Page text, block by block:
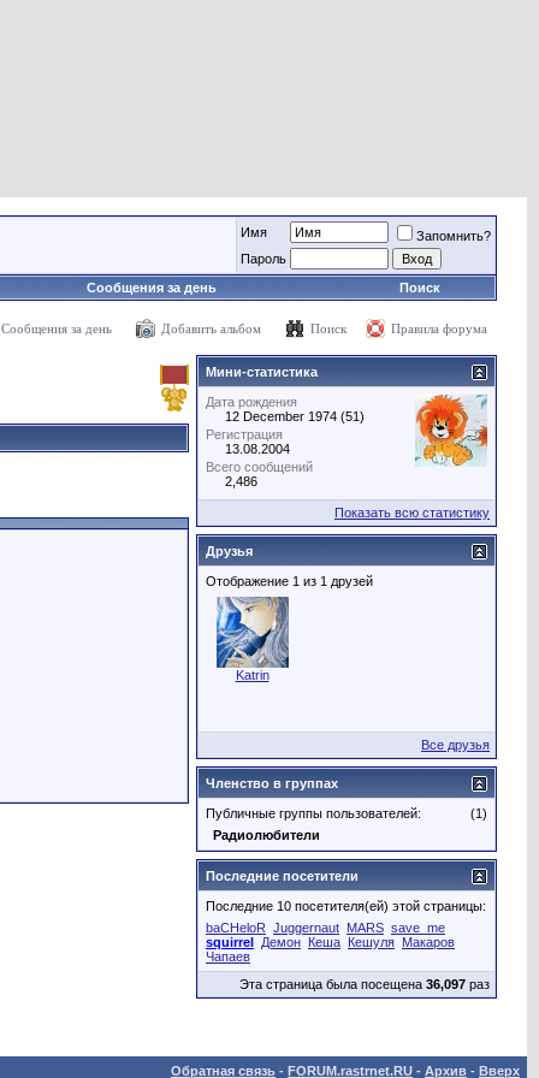
Имя
Запомнить?
Пароль
Сообщения за день Поиск
Сообщения за день Добавить альбом Поиск Правила форума
Мини-статистика
Дата рождения
12 December 1974 (51)
Регистрация
13.08.2004
Всего сообщений
2,486
Показать всю статистику
Друзья
Отображение 1 из 1 друзей
Katrin
Все друзья
Членство в группах
(1)
Публичные группы пользователей:
Радиолюбители
Последние посетители
Последние 10 посетителя(ей) этой страницы:
baCHeloR Juggernaut MARS save_me
squirrel Демон Кеша Кешуля Макаров
Чапаев
Эта страница была посещена 36,097 раз
Обратная связь - FORUM.rastrnet.RU - Архив - Вверх